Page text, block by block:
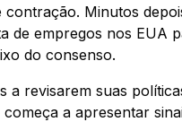
Minutos
de empregos nos EUA
do consenso.
a revisarem suas
a apresentar